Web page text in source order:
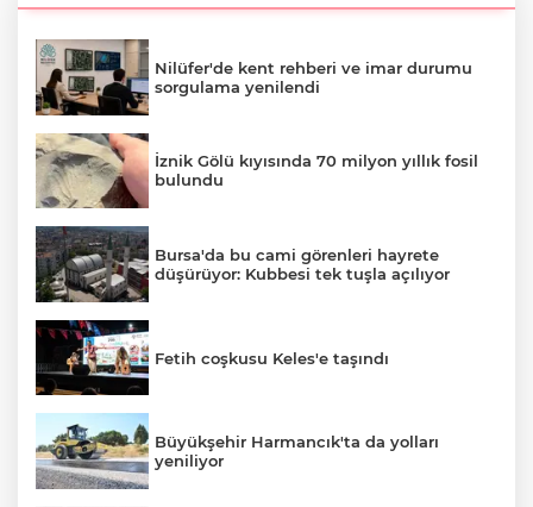
Nilüfer'de kent rehberi ve imar durumu
sorgulama yenilendi
İznik Gölü kıyısında 70 milyon yıllık fosil
bulundu
Bursa'da bu cami görenleri hayrete
düşürüyor: Kubbesi tek tuşla açılıyor
Fetih coşkusu Keles'e taşındı
Büyükşehir Harmancık'ta da yolları
yeniliyor